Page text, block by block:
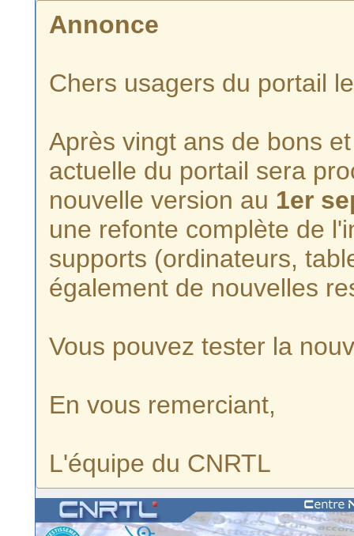
Annonce
Chers usagers du portail
Après vingt ans de bons
actuelle du portail sera
nouvelle version au 1er
une refonte complète de
supports (ordinateurs,
également de nouvelles
Vous pouvez tester la
En vous remerciant,
L'équipe du CNRTL